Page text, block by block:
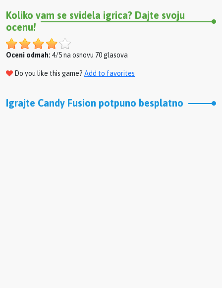
Koliko vam se svidela igrica? Dajte svoju
ocenu!
Oceni odmah: 4/5 na osnovu 70 glasova
Do you like this game? Add to favorites
Igrajte Candy Fusion potpuno besplatno